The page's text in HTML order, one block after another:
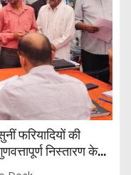
फरियादियों की
निस्तारण के